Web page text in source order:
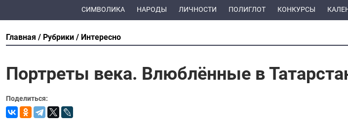
СИМВОЛИКА НАРОДЫ ЛИЧНОСТИ ПОЛИГЛОТ КОНКУРСЫ
Главная Рубрики Интересно
Портреты века. Влюблённые в
Поделиться: